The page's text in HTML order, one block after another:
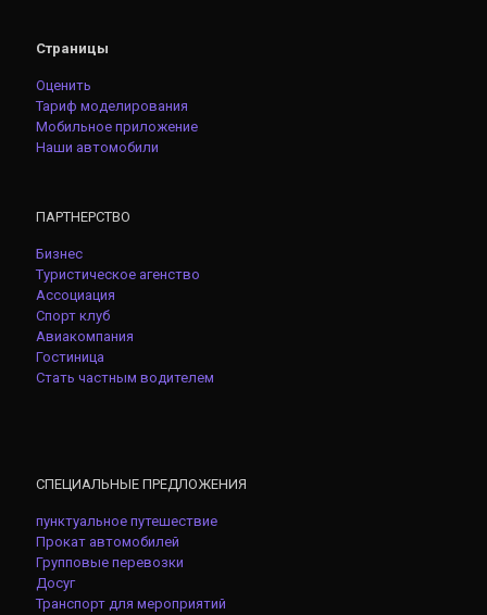
Страницы
Оценить
Тариф моделирования
Мобильное приложение
Наши автомобили
ПАРТНЕРСТВО
Бизнес
Туристическое агенство
Ассоциация
Спорт клуб
Авиакомпания
Гостиница
Стать частным водителем
СПЕЦИАЛЬНЫЕ ПРЕДЛОЖЕНИЯ
пунктуальное путешествие
Прокат автомобилей
Групповые перевозки
Досуг
Транспорт для мероприятий